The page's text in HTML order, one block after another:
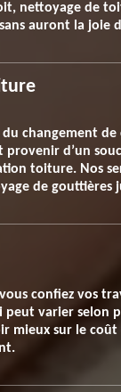
nettoyage de
auront la joie
changement
d’un
toiture. Nos
de gouttières
confiez vos
varier selon
sur le coût